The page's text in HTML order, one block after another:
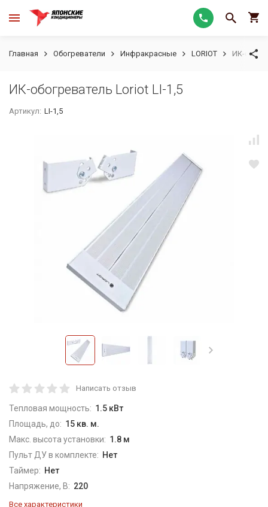
Главная Обогреватели Инфракрасные LORIOT ИК-
ИК-обогреватель Loriot LI-1,5
Артикул: LI-1,5
Написать отзыв
Тепловая мощность: 1.5 кВт
Площадь, до: 15 кв. м.
Макс. высота установки: 1.8 м
Пульт ДУ в комплекте: Нет
Таймер: Нет
Напряжение, В: 220
Все характеристики